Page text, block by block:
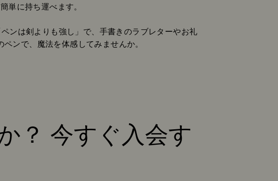
単に持ち運べます。
ンは剣よりも強し」で、手書きのラブレターやお礼
ンで、魔法を体感してみませんか。
？ 今すぐ入会す